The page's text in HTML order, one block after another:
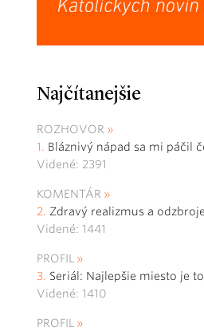
Najčítanejšie
ROZHOVOR
Bláznivý nápad sa mi páčil
Videné: 2391
KOMENTÁR
Zdravý realizmus a
Videné: 1441
PROFIL
Seriál: Najlepšie miesto je
Videné: 1410
PROFIL